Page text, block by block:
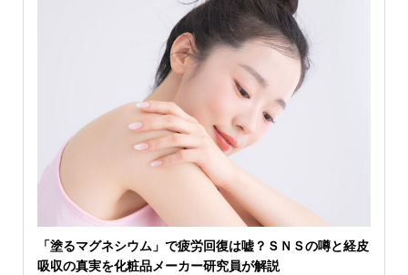
「塗るマグネシウム」で疲労回復は嘘？ＳＮＳの噂と経皮
吸収の真実を化粧品メーカー研究員が解説